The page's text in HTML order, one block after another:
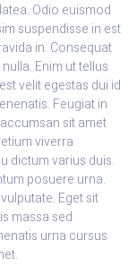
Odio euismod
suspendisse in est
in. Consequat
Enim ut tellus
velit egestas dui id
Feugiat in
sit amet
viverra
dictum varius duis.
posuere urna.
Eget sit
massa sed
urna cursus